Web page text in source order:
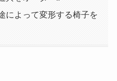
によって変形する椅子を